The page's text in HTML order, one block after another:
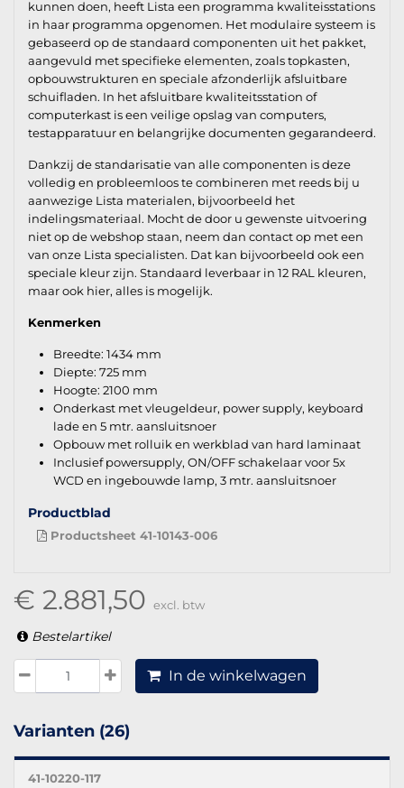
kunnen doen, heeft Lista een programma kwaliteisstations
in haar programma opgenomen. Het modulaire systeem is
gebaseerd op de standaard componenten uit het pakket,
aangevuld met specifieke elementen, zoals topkasten,
opbouwstrukturen en speciale afzonderlijk afsluitbare
schuifladen. In het afsluitbare kwaliteitsstation of
computerkast is een veilige opslag van computers,
testapparatuur en belangrijke documenten gegarandeerd.
Dankzij de standarisatie van alle componenten is deze
volledig en probleemloos te combineren met reeds bij u
aanwezige Lista materialen, bijvoorbeeld het
indelingsmateriaal. Mocht de door u gewenste uitvoering
niet op de webshop staan, neem dan contact op met een
van onze Lista specialisten. Dat kan bijvoorbeeld ook een
speciale kleur zijn. Standaard leverbaar in 12 RAL kleuren,
maar ook hier, alles is mogelijk.
Kenmerken
Breedte: 1434 mm
Diepte: 725 mm
Hoogte: 2100 mm
Onderkast met vleugeldeur, power supply, keyboard
lade en 5 mtr. aansluitsnoer
Opbouw met rolluik en werkblad van hard laminaat
Inclusief powersupply, ON/OFF schakelaar voor 5x
WCD en ingebouwde lamp, 3 mtr. aansluitsnoer
Productblad
Productsheet 41-10143-006
€ 2.881,50 excl. btw
Bestelartikel
In de winkelwagen
Varianten (26)
41-10220-117